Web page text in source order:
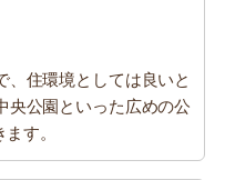
、住環境としては良いと
央公園といった広めの公
す。